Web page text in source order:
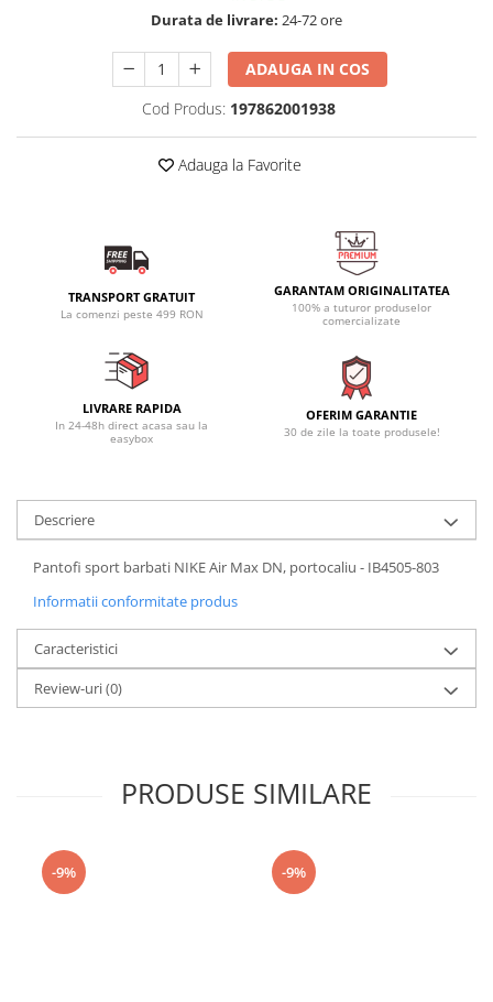
Durata de livrare: 24-72 ore
ADAUGA IN COS
Cod Produs: 197862001938
Adauga la Favorite
TRANSPORT GRATUIT
La comenzi peste 499 RON
GARANTAM ORIGINALITATEA
100% a tuturor produselor
comercializate
LIVRARE RAPIDA
In 24-48h direct acasa sau la
easybox
OFERIM GARANTIE
30 de zile la toate produsele!
Descriere
Pantofi sport barbati NIKE Air Max DN, portocaliu - IB4505-803
Informatii conformitate produs
Caracteristici
Review-uri(0)
PRODUSE SIMILARE
-9% -9%